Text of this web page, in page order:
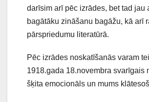
darīsim arī pēc izrādes, bet tad jau
bagātāku zināšanu bagāžu, kā arī
pārspriedumu literatūrā.
Pēc izrādes noskatīšanās varam
1918.gada 18.novembra svarīgais
šķita emocionāls un mums